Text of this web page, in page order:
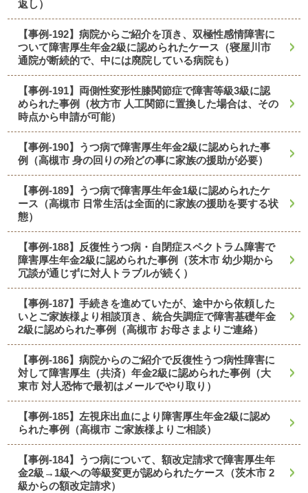
返し）
【事例-192】病院からご紹介を頂き、双極性感情障害に
ついて障害厚生年金2級に認められたケース（寝屋川市
通院が断続的で、中には廃院している病院も）
【事例-191】両側性変形性膝関節症で障害等級3級に認
められた事例（枚方市 人工関節に置換した場合は、その
時点から申請が可能）
【事例-190】うつ病で障害厚生年金2級に認められた事
例（高槻市 身の回りの殆どの事に家族の援助が必要）
【事例-189】うつ病で障害厚生年金1級に認められたケ
ース（高槻市 日常生活は全面的に家族の援助を要する状
態）
【事例-188】反復性うつ病・自閉症スペクトラム障害で
障害厚生年金2級に認められた事例（茨木市 幼少期から
冗談が通じずに対人トラブルが続く）
【事例-187】手続きを進めていたが、途中から依頼した
いとご家族様より相談頂き、統合失調症で障害基礎年金
2級に認められた事例（高槻市 お母さまよりご連絡）
【事例-186】病院からのご紹介で反復性うつ病性障害に
対して障害厚生（共済）年金2級に認められた事例（大
東市 対人恐怖で最初はメールでやり取り）
【事例-185】左視床出血により障害厚生年金2級に認め
られた事例（高槻市 ご家族様よりご相談）
【事例-184】うつ病について、額改定請求で障害厚生年
金2級→1級への等級変更が認められたケース（茨木市 2
級からの額改定請求）